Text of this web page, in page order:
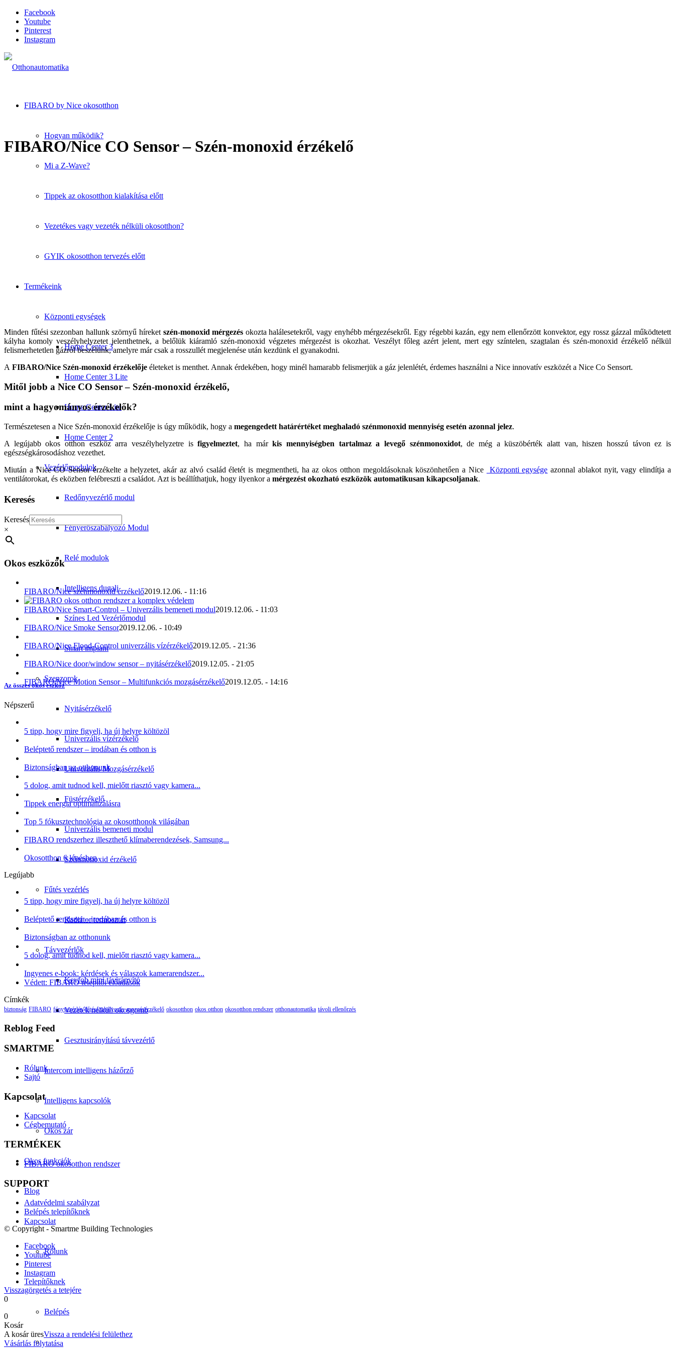
Facebook
Youtube
Pinterest
Instagram
FIBARO by Nice okosotthon
Hogyan működik?
Mi a Z-Wave?
Tippek az okosotthon kialakítása előtt
Vezetékes vagy vezeték nélküli okosotthon?
GYIK okosotthon tervezés előtt
Termékeink
Központi egységek
Home Center 3
Home Center 3 Lite
Home Center Lite
Home Center 2
Vezérlőmodulok
Redőnyvezérlő modul
Fényerőszabályozó Modul
Relé modulok
Intelligens dugalj
Színes Led Vezérlőmodul
Smart implant
Szenzorok
Nyitásérzékelő
Univerzális vízérzékelő
Univerzális Mozgásérzékelő
Füstérzékelő
Univerzális bemeneti modul
Szénmonoxid érzékelő
Fűtés vezérlés
Radiátor termosztát
Távvezérlők
Keyfob mini távirányító
Vezeték nélküli okosgomb
Gesztusirányítású távvezérlő
Intercom intelligens házőrző
Intelligens kapcsolók
Okos zár
Okos funkciók
Blog
Kapcsolat
Rólunk
Telepítőknek
Belépés
FIBARO/Nice CO Sensor – Szén-monoxid érzékelő
Minden fűtési szezonban hallunk szörnyű híreket szén-monoxid mérgezés okozta halálesetekről, vagy enyhébb mérgezésekről. Egy régebbi kazán, egy nem ellenőrzött konvektor, egy rossz gázzal működtetett
kályha komoly veszélyhelyzetet jelenthetnek, a belőlük kiáramló szén-monoxid végzetes mérgezést is okozhat. Veszélyt főleg azért jelent, mert egy színtelen, szagtalan és szén-monoxid érzékelő nélkül
felismerhetetlen gázról beszélünk, amelyre már csak a rosszullét megjelenése után kezdünk el gyanakodni.
A FIBARO/Nice Szén-monoxid érzékelője életeket is menthet. Annak érdekében, hogy minél hamarabb felismerjük a gáz jelenlétét, érdemes használni a Nice innovatív eszközét a Nice Co Sensort.
Mitől jobb a Nice CO Sensor – Szén-monoxid érzékelő,
mint a hagyományos érzékelők?
Természetesen a Nice Szén-monoxid érzékelője is úgy működik, hogy a megengedett határértéket meghaladó szénmonoxid mennyiség esetén azonnal jelez.
A legújabb okos otthon eszköz arra veszélyhelyzetre isfigyelmeztet, ha márkis mennyiségben tartalmaz a levegő szénmonoxidot, de még a küszöbérték alatt van, hiszen hosszú távon ez is
egészségkárosodáshoz vezethet.
Miután a Nice CO Sensor érzékelte a helyzetet, akár az alvó család életét is megmentheti, ha az okos otthon megoldásoknak köszönhetően a Nice
Központi egysége azonnal ablakot nyit, vagy elindítja a
ventilátorokat, és eközben felébreszti a családot. Azt is beállíthatjuk, hogy ilyenkor a mérgezést okozható eszközök automatikusan kikapcsoljanak.
Keresés
Keresés
×
Okos eszközök
FIBARO/Nice szénmonoxid érzékelő2019.12.06. - 11:16
FIBARO/Nice Smart-Control – Univerzális bemeneti modul2019.12.06. - 11:03
FIBARO/Nice Smoke Sensor2019.12.06. - 10:49
FIBARO/Nice Flood-Control univerzális vízérzékelő2019.12.05. - 21:36
FIBARO/Nice door/window sensor – nyitásérzékelő2019.12.05. - 21:05
FIBARO/Nice Motion Sensor – Multifunkciós mozgásérzékelő2019.12.05. - 14:16
Az összes okos eszköz
Népszerű
5 tipp, hogy mire figyelj, ha új helyre költözöl
Beléptető rendszer – irodában és otthon is
Biztonságban az otthonunk
5 dolog, amit tudnod kell, mielőtt riasztó vagy kamera...
Tippek energia optimalizálásra
Top 5 fókusztechnológia az okosotthonok világában
FIBARO rendszerhez illeszthető klímaberendezések, Samsung...
Okosotthon 6 lépésben
Legújabb
5 tipp, hogy mire figyelj, ha új helyre költözöl
Beléptető rendszer – irodában és otthon is
Biztonságban az otthonunk
5 dolog, amit tudnod kell, mielőtt riasztó vagy kamera...
Ingyenes e-book: kérdések és válaszok kamerarendszer...
Védett: FIBARO telepítői előadások
Címkék
biztonság FIBARO fényvezérlés fűtésszabályozás mozgásérzékelő okosotthon okos otthon okosotthon rendszer otthonautomatika távoli ellenőrzés
Reblog Feed
SMARTME
Rólunk
Sajtó
Kapcsolat
Kapcsolat
Cégbemutató
TERMÉKEK
FIBARO okosotthon rendszer
SUPPORT
Adatvédelmi szabályzat
Belépés telepítőknek
© Copyright - Smartme Building Technologies
Facebook
Youtube
Pinterest
Instagram
Visszagörgetés a tetejére
0
0
Kosár
A kosár üresVissza a rendelési felülethez
Vásárlás folytatása